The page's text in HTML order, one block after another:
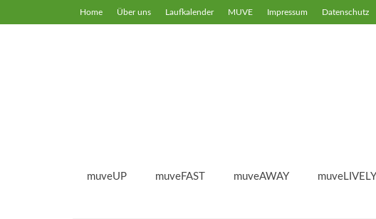
Home Über uns Laufkalender MUVE Impressum Datenschutz
muveUP muveFAST muveAWAY muveLIVELY